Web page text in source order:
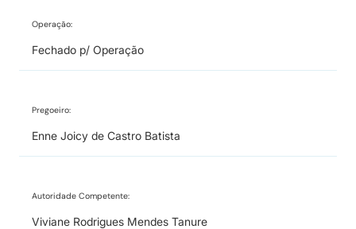
Operação:
Fechado p/ Operação
Pregoeiro:
Enne Joicy de Castro Batista
Autoridade Competente:
Viviane Rodrigues Mendes Tanure